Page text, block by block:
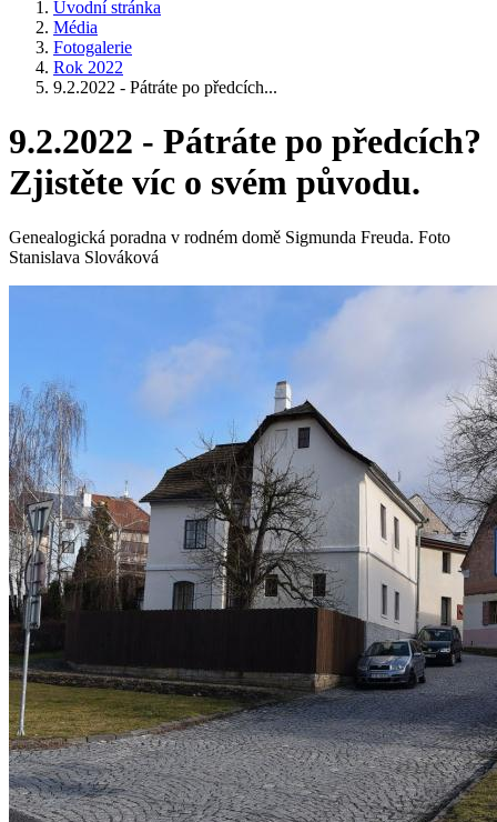
Úvodní stránka
Média
Fotogalerie
Rok 2022
9.2.2022 - Pátráte po předcích...
9.2.2022 - Pátráte po předcích?
Zjistěte víc o svém původu.
Genealogická poradna v rodném domě Sigmunda Freuda. Foto
Stanislava Slováková